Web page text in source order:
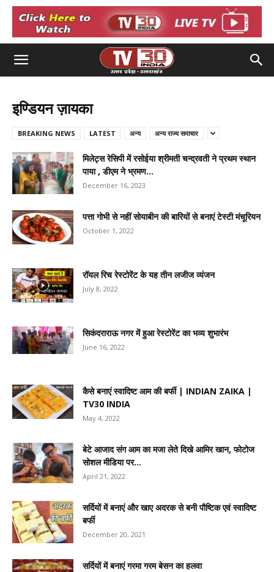
इण्डियन ज़ायका
BREAKING NEWS LATEST अन्य अन्य राज्य समाचार
मिलेट्स रेसिपी में रसोईया श्रीमती चन्द्रवती ने प्रथम स्थान
पाया , डीएम ने भ्रमण...
December 16, 2023
पत्ता गोभी से नहीं सोयाबीन की बारियों से बनाएं टेस्टी मंचूरियन
October 1, 2022
रॉयल रिच रेस्टोरेंट के यह तीन लजीज व्यंजन
July 8, 2022
सिकंदराराऊ नगर में हुआ रेस्टोरेंट का भव्य शुभारंभ
June 16, 2022
कैसे बनाएं स्वादिष्ट आम की बर्फी | INDIAN ZAIKA |
TV30 INDIA
May 4, 2022
बेटे आजाद संग आम का मजा लेते दिखे आमिर खान, फोटोज
सोशल मीडिया पर...
April 21, 2022
सर्दियों में बनाएं और खाए अदरक से बनी पौष्टिक एवं स्वादिष्ट
बर्फी
December 20, 2021
सर्दियों में बनाएं गरमा गरम बेसन का हलवा